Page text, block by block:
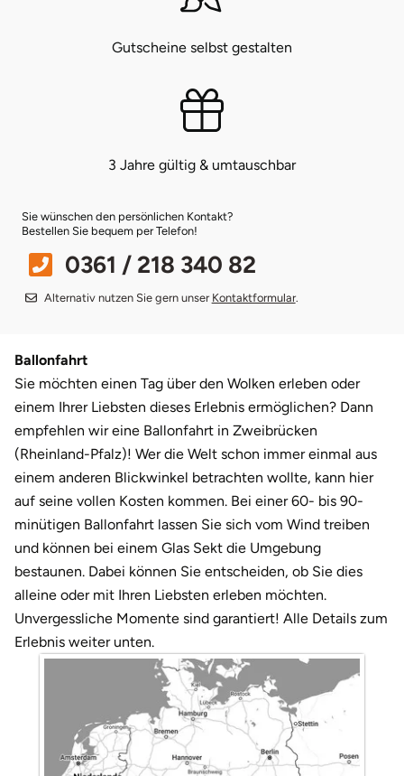
Gutscheine selbst gestalten
3 Jahre gültig & umtauschbar
Sie wünschen den persönlichen Kontakt?
Bestellen Sie bequem per Telefon!
0361 / 218 340 82
Alternativ nutzen Sie gern unser Kontaktformular.
Ballonfahrt
Sie möchten einen Tag über den Wolken erleben oder
einem Ihrer Liebsten dieses Erlebnis ermöglichen? Dann
empfehlen wir eine Ballonfahrt in Zweibrücken
(Rheinland-Pfalz)! Wer die Welt schon immer einmal aus
einem anderen Blickwinkel betrachten wollte, kann hier
auf seine vollen Kosten kommen. Bei einer 60- bis 90-
minütigen Ballonfahrt lassen Sie sich vom Wind treiben
und können bei einem Glas Sekt die Umgebung
bestaunen. Dabei können Sie entscheiden, ob Sie dies
alleine oder mit Ihren Liebsten erleben möchten.
Unvergessliche Momente sind garantiert! Alle Details zum
Erlebnis weiter unten.
Riesa
Ruhrgebiet
Sömmerda
Weimar
sächsische Schweiz
Weimar
Weißenfels